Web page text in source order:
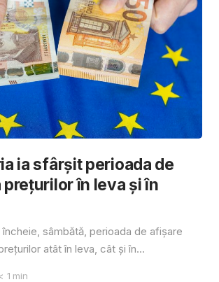
ia sfârşit perioada de
prețurilor în ​​leva și în
încheie, sâmbătă, perioada de afișare
atât în ​​leva, cât și în...
1 min